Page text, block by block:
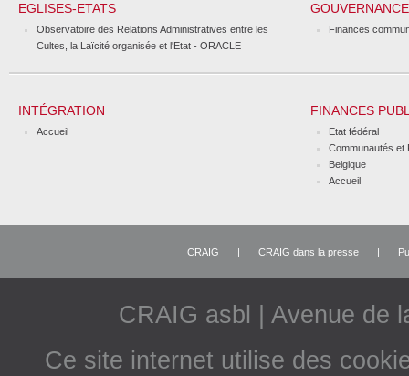
EGLISES-ETATS
Observatoire des Relations Administratives entre les
Cultes, la Laïcité organisée et l'Etat - ORACLE
Finances
INTÉGRATION
Accueil
FINANCES
Etat fédéral
Communautés et
Belgique
Accueil
CRAIG | CRAIG dans la presse |
CRAIG asbl | Avenue de
Ce site internet utilise des